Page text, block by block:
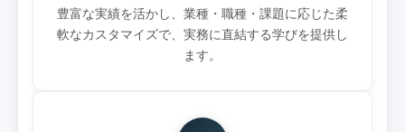
豊富な実績を活かし、業種・職種・課題に応じた柔
軟なカスタマイズで、実務に直結する学びを提供し
ます。